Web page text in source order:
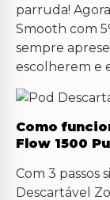
parruda!
Smooth com
sempre
escolherem e
Como
Flow 1500
Com 3 passos
Descartável